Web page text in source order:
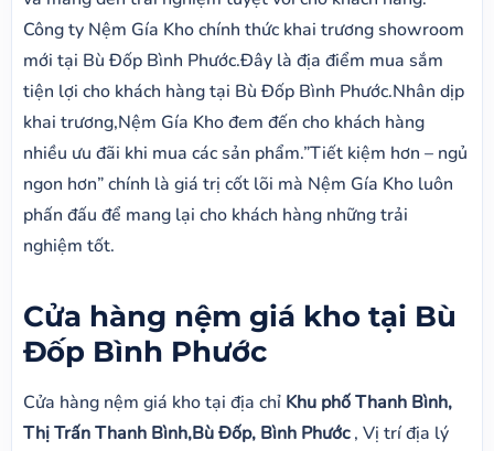
Công ty Nệm Gía Kho chính thức khai trương showroom
mới tại Bù Đốp Bình Phước.Đây là địa điểm mua sắm
tiện lợi cho khách hàng tại Bù Đốp Bình Phước.Nhân dịp
khai trương,Nệm Gía Kho đem đến cho khách hàng
nhiều ưu đãi khi mua các sản phẩm.”Tiết kiệm hơn – ngủ
ngon hơn” chính là giá trị cốt lõi mà Nệm Gía Kho luôn
phấn đấu để mang lại cho khách hàng những trải
nghiệm tốt.
Cửa hàng nệm giá kho tại Bù
Đốp Bình Phước
Cửa hàng nệm giá kho tại địa chỉ Khu phố Thanh Bình,
Thị Trấn Thanh Bình,Bù Đốp, Bình Phước, Vị trí địa lý